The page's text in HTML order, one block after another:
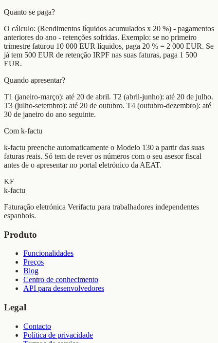
Quanto se paga?
O cálculo: (Rendimentos líquidos acumulados x 20 %) - pagamentos
anteriores do ano - retenções sofridas. Exemplo: se no primeiro
trimestre faturou 10 000 EUR líquidos, paga 20 % = 2 000 EUR. Se
já tem 500 EUR de retenção IRPF nas suas faturas, paga 1 500
EUR.
Quando apresentar?
T1 (janeiro-março): até 20 de abril. T2 (abril-junho): até 20 de julho.
T3 (julho-setembro): até 20 de outubro. T4 (outubro-dezembro): até
30 de janeiro do ano seguinte.
Com k-factu
k-factu preenche automaticamente o Modelo 130 a partir das suas
faturas reais. Só tem de rever os números com o seu asesor fiscal
antes de o apresentar no portal eletrónico da AEAT.
KF
k-factu
Faturação eletrónica Verifactu para trabalhadores independentes
espanhois.
Produto
Funcionalidades
Preços
Blog
Centro de conhecimento
API para desenvolvedores
Legal
Contacto
Política de privacidade